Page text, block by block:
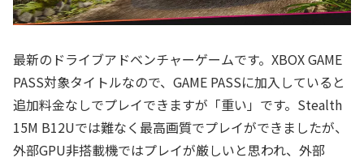
最新のドライブアドベンチャーゲームです。XBOX GAME
PASS対象タイトルなので、GAME PASSに加入していると
追加料金なしでプレイできますが「重い」です。Stealth
15M B12Uでは難なく最高画質でプレイができましたが、
外部GPU非搭載機ではプレイが厳しいと思われ、外部